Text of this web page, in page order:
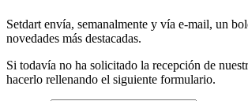
Setdart envía, semanalmente y vía e-mail, un
novedades más destacadas.
Si todavía no ha solicitado la recepción de
hacerlo rellenando el siguiente formulario.